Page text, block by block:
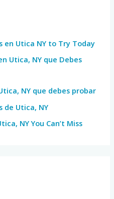
en Utica NY to Try Today
Utica, NY que Debes
NY que debes probar
de Utica, NY
NY You Can’t Miss